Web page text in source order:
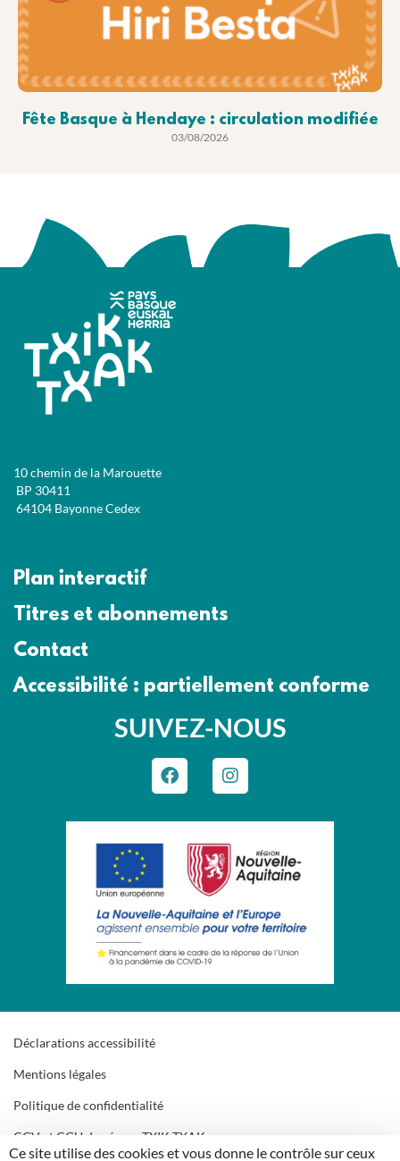
Ce site utilise des cookies et vous donne le contrôle sur ceux
Fête Basque à Hendaye : circulation modifiée
03/08/2026
10 chemin de la Marouette
BP 30411
64104 Bayonne Cedex
Plan interactif
Titres et abonnements
Contact
Accessibilité : partiellement conforme
SUIVEZ-NOUS
Déclarations accessibilité
Mentions légales
Politique de confidentialité
CGV et CGU du réseau TXIK TXAK